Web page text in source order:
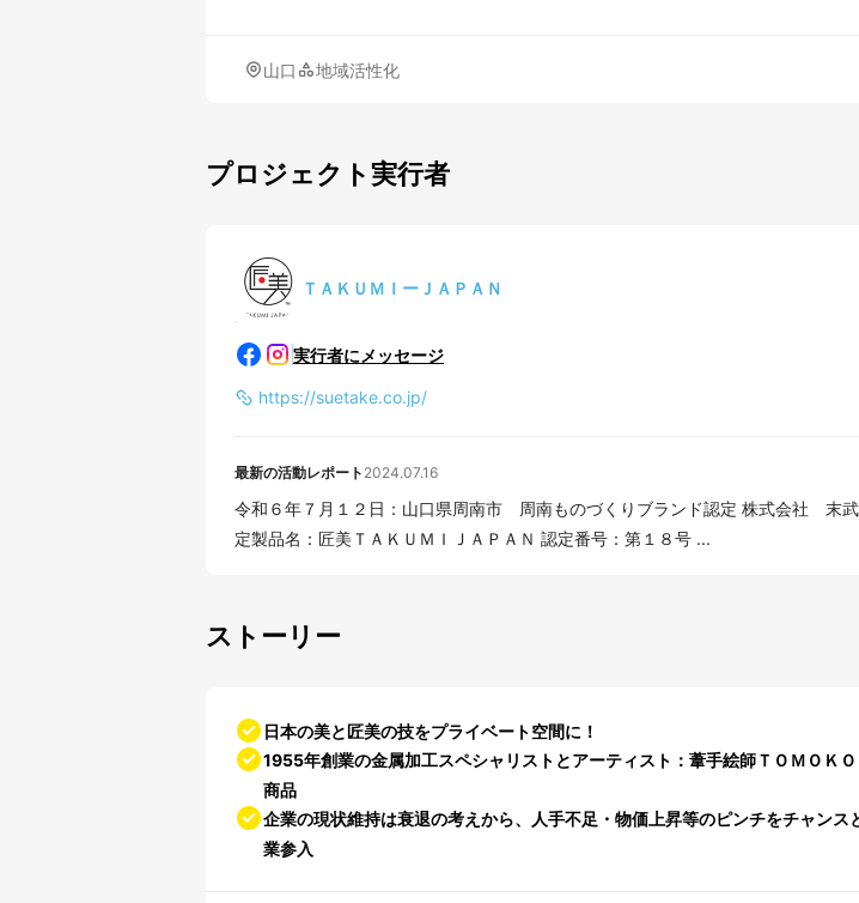
山口 地域活性化
プロジェクト実行者
ＴＡＫＵＭＩーＪＡＰＡＮ
実行者にメッセージ
https://suetake.co.jp/
最新の活動レポート 2024.07.16
令和６年７月１２日：山口県周南市 周南ものづくりブランド認定 株式会社 末
定製品名：匠美ＴＡＫＵＭＩＪＡＰＡＮ 認定番号：第１８号 ...
ストーリー
日本の美と匠美の技をプライベート空間に！
1955年創業の金属加工スペシャリストとアーティスト：葦手絵師ＴＯＭＯＫ
商品
企業の現状維持は衰退の考えから、人手不足・物価上昇等のピンチをチャンス
業参入